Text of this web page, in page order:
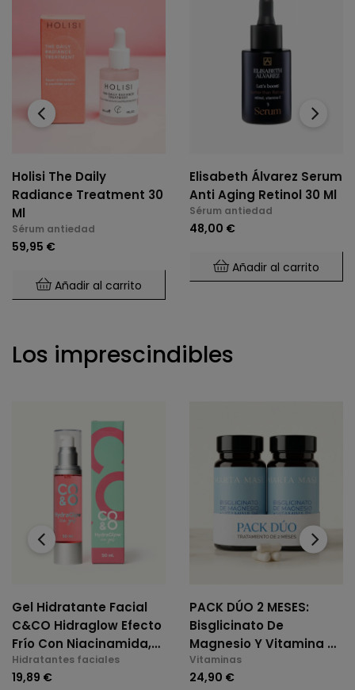
Holisi The Daily
Radiance Treatment 30
Ml
Sérum antiedad
59,95 €
Añadir al carrito
Elisabeth Álvarez Serum
Anti Aging Retinol 30 Ml
Sérum antiedad
48,00 €
Añadir al carrito
‹ ›
Los imprescindibles
Gel Hidratante Facial
C&CO Hidraglow Efecto
Frío Con Niacinamida,
Xylitol, Panthenol,
Elastina Marina, Para
Hidratantes faciales
19,89 €
PACK DÚO 2 MESES:
Bisglicinato De
Magnesio Y Vitamina B6
(2 X 60 Cáps.)
Vitaminas
24,90 €
‹ ›